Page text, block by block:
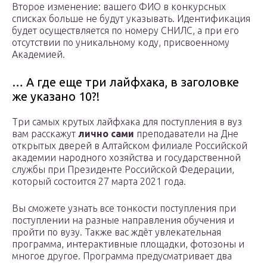
Второе изменение: вашего ФИО в конкурсных
списках больше не будут указывать. Идентификация
будет осуществляется по номеру СНИЛС, а при его
отсутствии по уникальному коду, присвоенному
Академией.
… А где еще три лайфхака, в заголовке
же указано 10?!
Три самых крутых лайфхака для поступления в вуз
вам расскажут лично сами преподаватели на Дне
открытых дверей в Алтайском филиале Российской
академии народного хозяйства и государственной
службы при Президенте Российской Федерации,
который состоится 27 марта 2021 года.
Вы сможете узнать все тонкости поступления при
поступлении на разные направления обучения и
пройти по вузу. Также вас ждёт увлекательная
программа, интерактивные площадки, фотозоны и
многое другое. Программа предусматривает два